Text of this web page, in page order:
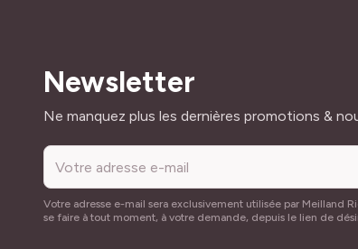
Newsletter
Adresse mail
Ne manquez plus les dernières promotions &
Votre adresse e-mail sera exclusivement utilisée par Meilland
se faire à tout moment, à votre demande, depuis le lien de